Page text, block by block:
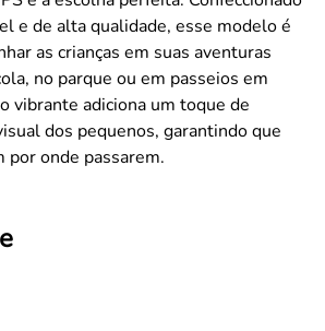
e de alta qualidade, esse modelo é
as crianças em suas aventuras
no parque ou em passeios em
vibrante adiciona um toque de
dos pequenos, garantindo que
por onde passarem.